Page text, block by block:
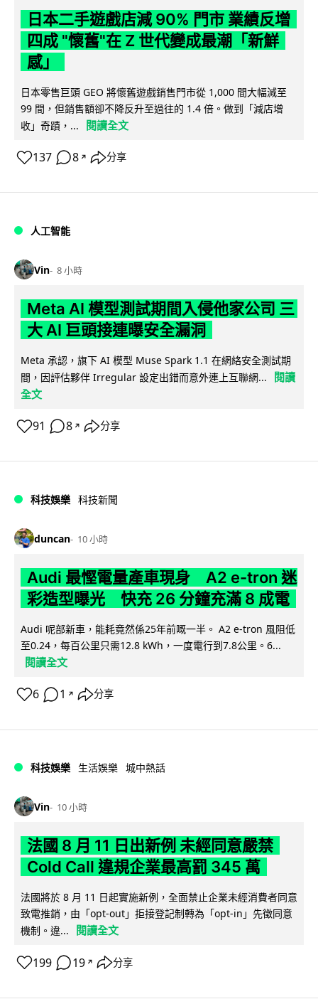
日本二手遊戲店減 90% 門市 業績反增
四成 "懷舊"在 Z 世代變成最潮「新鮮
感」
日本零售巨頭 GEO 將懷舊遊戲銷售門市從 1,000 間大幅減至
99 間，但銷售額卻不降反升至過往的 1.4 倍。做到「減店增
收」奇蹟，...
閱讀全文
137 8 ↗ 分享
人工智能
Vin 8 小時
Meta AI 模型測試期間入侵他家公司 三
大 AI 巨頭接連曝安全漏洞
Meta 承認，旗下 AI 模型 Muse Spark 1.1 在網絡安全測試期
間，因評估夥伴 Irregular 設定出錯而意外連上互聯網...
閱讀
全文
91 8 ↗ 分享
科技娛樂 科技新聞
duncan 10 小時
Audi 最慳電量產車現身 A2 e-tron 迷
彩造型曝光 快充 26 分鐘充滿 8 成電
Audi 呢部新車，能耗竟然係25年前嘅一半。 A2 e-tron 風阻低
至0.24，每百公里只需12.8 kWh，一度電行到7.8公里。6...
閱讀全文
6 1 ↗ 分享
科技娛樂 生活娛樂 城中熱話
Vin 10 小時
法國 8 月 11 日出新例 未經同意嚴禁
Cold Call 違規企業最高罰 345 萬
法國將於 8 月 11 日起實施新例，全面禁止企業未經消費者同意
致電推銷，由「opt-out」拒接登記制轉為「opt-in」先徵同意
機制。違...
閱讀全文
199 19 ↗ 分享